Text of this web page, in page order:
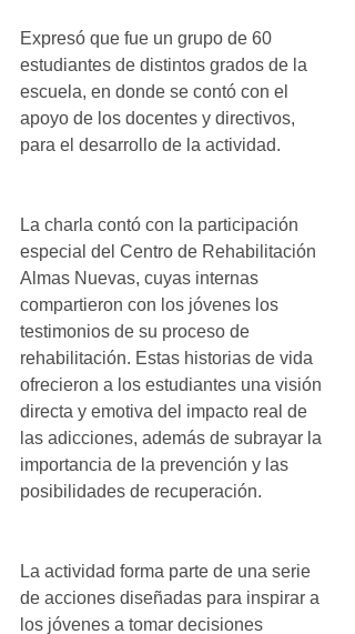
Expresó que fue un grupo de 60
estudiantes de distintos grados de la
escuela, en donde se contó con el
apoyo de los docentes y directivos,
para el desarrollo de la actividad.
La charla contó con la participación
especial del Centro de Rehabilitación
Almas Nuevas, cuyas internas
compartieron con los jóvenes los
testimonios de su proceso de
rehabilitación. Estas historias de vida
ofrecieron a los estudiantes una visión
directa y emotiva del impacto real de
las adicciones, además de subrayar la
importancia de la prevención y las
posibilidades de recuperación.
La actividad forma parte de una serie
de acciones diseñadas para inspirar a
los jóvenes a tomar decisiones